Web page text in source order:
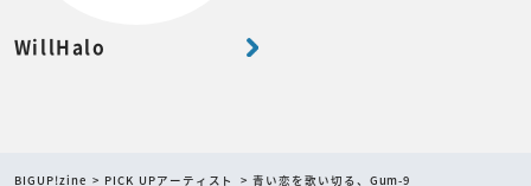
WillHalo
BIGUP!zine PICK UPアーティスト 青い恋を歌い切る、Gum-9